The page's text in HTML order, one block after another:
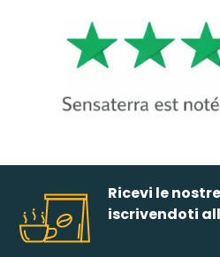
Ricevi le
iscrivendoti